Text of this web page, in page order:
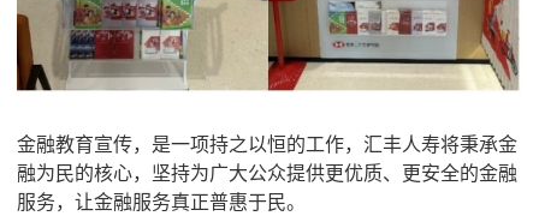
金融教育宣传，是一项持之以恒的工作，汇丰人寿将秉承金
融为民的核心，坚持为广大公众提供更优质、更安全的金融
服务，让金融服务真正普惠于民。